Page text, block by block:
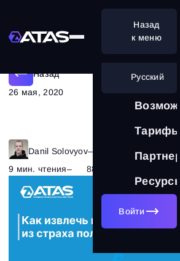
Тарифы
Ресурсы
Русский
Войти
Назад
к меню
Какая выгода кроется в страхе
Назад
26 мая, 2020
Danil Solovyov–
9 мин. чтения– 8820